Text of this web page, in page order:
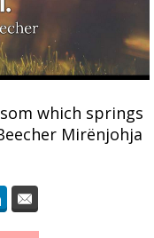
which springs
Mirënjohja